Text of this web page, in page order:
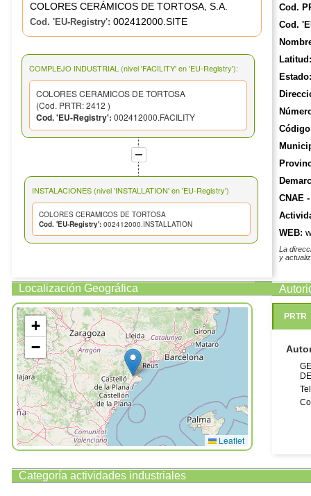
COLORES CERÁMICOS DE TORTOSA, S.A.
Cod. 'EU-Registry': 002412000.SITE
COMPLEJO INDUSTRIAL (nivel 'FACILITY' en 'EU-Registry'):
COLORES CERAMICOS DE TORTOSA
(Cod. PRTR: 2412 )
Cod. 'EU-Registry': 002412000.FACILITY
INSTALACIONES (nivel 'INSTALLATION' en 'EU-Registry')
COLORES CERAMICOS DE TORTOSA
Cod. 'EU-Registry': 002412000.INSTALLATION
Localización Geográfica
+
−
Leaflet
Cod.
Cod.
Latitud:
Estado:
CNAE
WEB:
La
y
PRTR
Categoría actividades industriales